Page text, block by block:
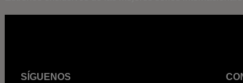
SÍGUENOS